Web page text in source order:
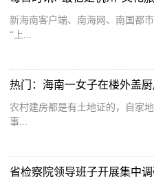
新海南客户端、南海网、南国都
“上...
农村建房都是有土地证的，自家
事...
省检察院领导班子开展集中调